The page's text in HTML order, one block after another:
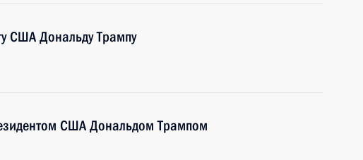
США Дональду Трампу
США Дональдом Трампом